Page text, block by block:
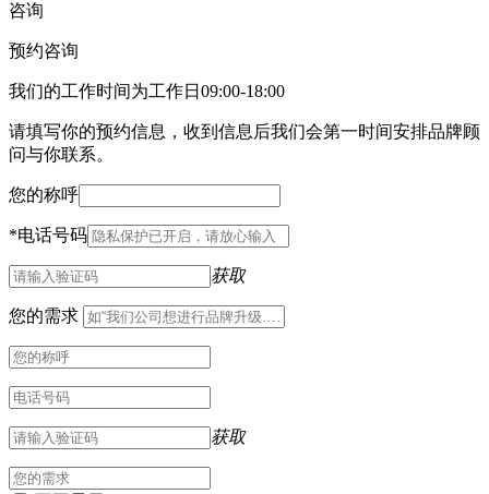
咨询
预约咨询
我们的工作时间为工作日09:00-18:00
请填写你的预约信息，收到信息后我们会第一时间安排品牌顾
问与你联系。
您的称呼
*电话号码
获取
您的需求
获取